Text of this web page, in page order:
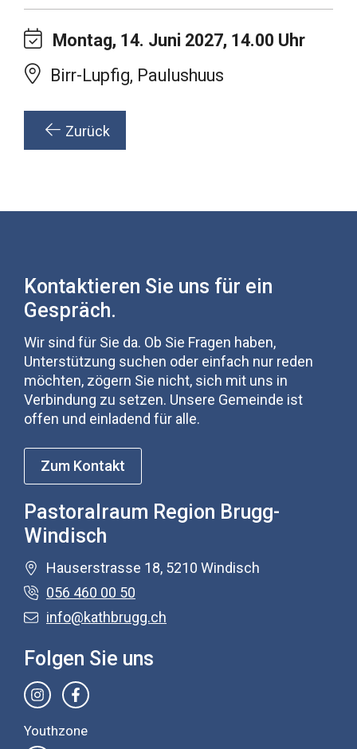
Montag, 14. Juni 2027, 14.00 Uhr
Birr-Lupfig, Paulushuus
Zurück
Kontaktieren Sie uns für ein
Gespräch.
Wir sind für Sie da. Ob Sie Fragen haben,
Unterstützung suchen oder einfach nur reden
möchten, zögern Sie nicht, sich mit uns in
Verbindung zu setzen. Unsere Gemeinde ist
offen und einladend für alle.
Zum Kontakt
Pastoralraum Region Brugg-
Windisch
Hauserstrasse 18, 5210 Windisch
056 460 00 50
info@kathbrugg.ch
Folgen Sie uns
Youthzone